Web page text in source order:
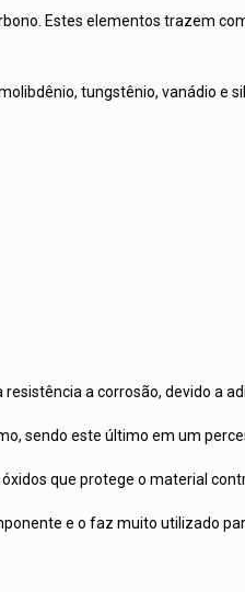
Estes elementos trazem
tungstênio, vanádio e
a corrosão, devido a
sendo este último em um
que protege o material
e o faz muito utilizado